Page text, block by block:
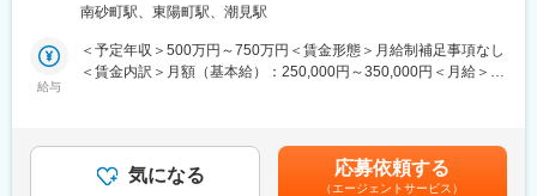
ります。特にPET検査はがん診療に必要不可欠なツールとなりま
を取得し、現在は全国11か所の製造拠点のもと安定供給体制を整
えております。また、研究開発型製薬企業として新製品開発、製
・放射性医薬品の製造（製造作業だけでなく管理業務、開発業務
を含む）
・製造管理（文書管理・データとりまとめ・作業者教育・管理報
■働き方補足：
下記いずれかパターンの勤務時間で1勤務1週間ごと（1シフト/1週
南砂町駅、東陽町駅、潮見駅
給与
＜予定年収＞500万円～750万円＜賃金形態＞月給制補足事項なし
＜賃金内訳＞月額（基本給）：250,000円～350,000円＜月給＞
績のターゲット100％達成の場合支給■昇給：年1回賃金はあくま
でも目安の金額であり、選考を通じて上下する可能性がありま
気になる 応募依頼する
（エージェントサービス）